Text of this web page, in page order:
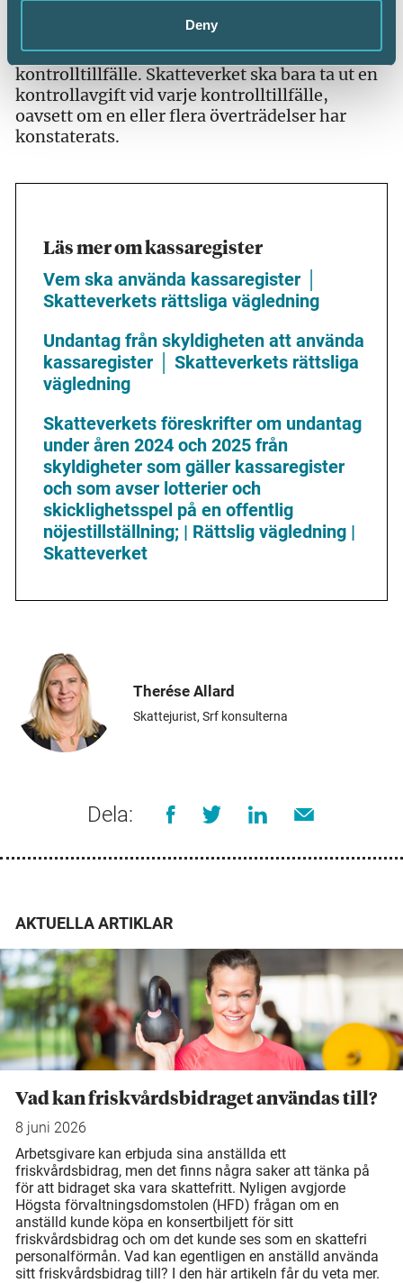
Deny
Kontrollavgiften är 12 500 kronor för varje
kontrolltillfälle. Skatteverket ska bara ta ut en
kontrollavgift vid varje kontrolltillfälle,
oavsett om en eller flera överträdelser har
konstaterats.
Läs mer om kassaregister
Vem ska använda kassaregister │
Skatteverkets rättsliga vägledning
Undantag från skyldigheten att använda
kassaregister │ Skatteverkets rättsliga
vägledning
Skatteverkets föreskrifter om undantag
under åren 2024 och 2025 från
skyldigheter som gäller kassaregister
och som avser lotterier och
skicklighetsspel på en offentlig
nöjestillställning; | Rättslig vägledning |
Skatteverket
Therése Allard
Skattejurist, Srf konsulterna
Dela:
AKTUELLA ARTIKLAR
Vad kan friskvårdsbidraget användas till?
8 juni 2026
Arbetsgivare kan erbjuda sina anställda ett
friskvårdsbidrag, men det finns några saker att tänka på
för att bidraget ska vara skattefritt. Nyligen avgjorde
Högsta förvaltningsdomstolen (HFD) frågan om en
anställd kunde köpa en konsertbiljett för sitt
friskvårdsbidrag och om det kunde ses som en skattefri
personalförmån. Vad kan egentligen en anställd använda
sitt friskvårdsbidrag till? I den här artikeln får du veta mer.